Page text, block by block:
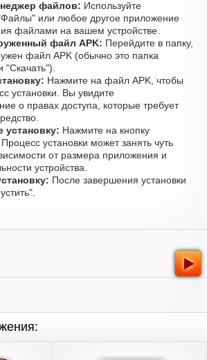
файлов: Используйте
или любое другое приложение
файлами на вашем устройстве.
файл APK: Перейдите в папку,
файл APK (обычно это папка
"Скачать").
Нажмите на файл APK, чтобы
установки. Вы увидите
о правах доступа, которые требует
установку: Нажмите на кнопку
установки может занять чуть
от размера приложения и
устройства.
После завершения установки